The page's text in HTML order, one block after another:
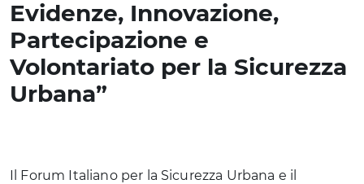
Evidenze, Innovazione,
Partecipazione e
Volontariato per la Sicurezza
Urbana”
Il Forum Italiano per la Sicurezza Urbana e il